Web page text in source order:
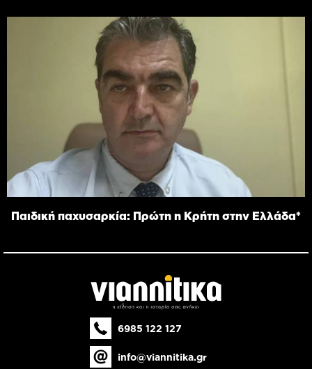
Παιδική παχυσαρκία: Πρώτη η Κρήτη στην Ελλάδα*
6985 122 127
info@viannitika.gr